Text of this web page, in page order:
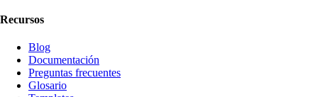
Recursos
Blog
Documentación
Preguntas frecuentes
Glosario